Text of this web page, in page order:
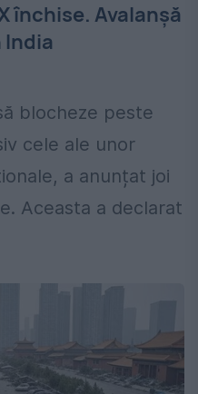
închise. Avalanșă
blocheze peste
cele ale unor
a anunțat joi
Aceasta a declarat